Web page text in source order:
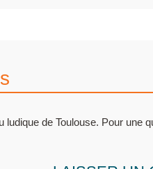
de Toulouse. Pour